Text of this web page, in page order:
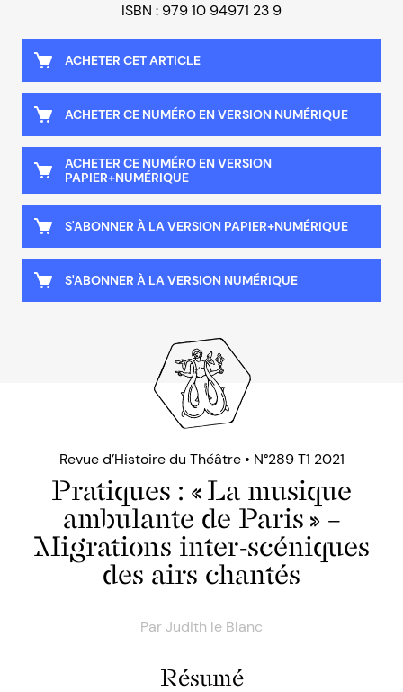
ISBN : 979 10 94971 23 9
ACHETER CET ARTICLE
ACHETER CE NUMÉRO EN VERSION NUMÉRIQUE
ACHETER CE NUMÉRO EN VERSION
PAPIER+NUMÉRIQUE
S'ABONNER À LA VERSION PAPIER+NUMÉRIQUE
S'ABONNER À LA VERSION NUMÉRIQUE
Revue d’Histoire du Théâtre • N°289 T1 2021
Pratiques : « La musique
ambulante de Paris » –
Migrations inter-scéniques
des airs chantés
ParJudith le Blanc
Résumé